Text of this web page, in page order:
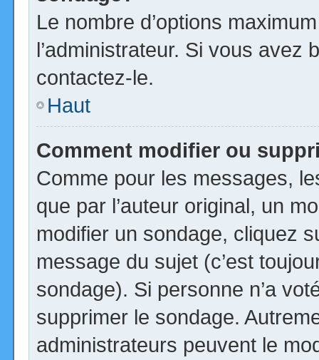
Le nombre d’options
l’administrateur. Si vous avez
contactez-le.
Haut
Comment modifier ou
Comme pour les messages,
que par l’auteur original, un
modifier un sondage, cliquez
message du sujet (c’est
sondage). Si personne n’a
supprimer le sondage.
administrateurs peuvent le